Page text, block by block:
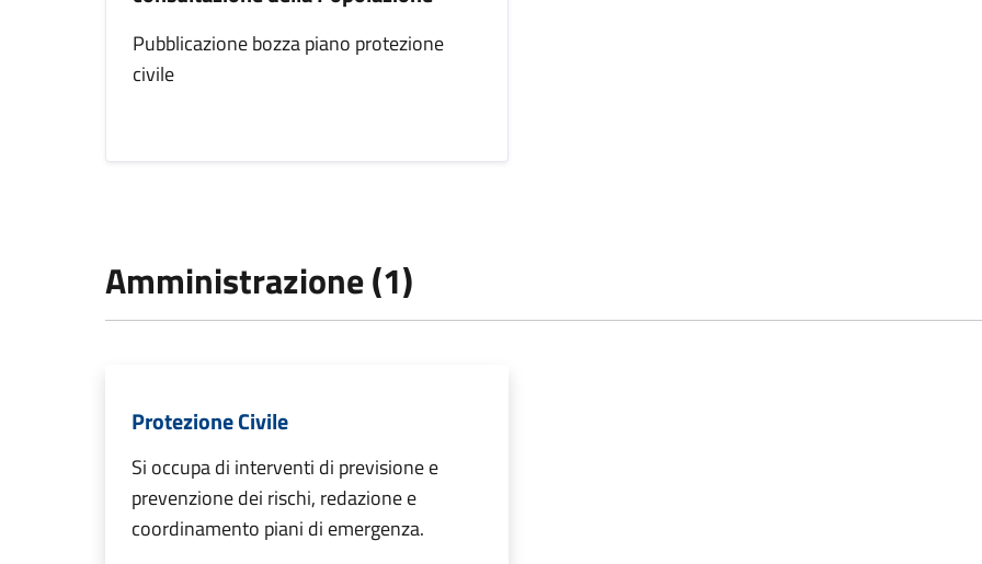
Pubblicazione bozza piano protezione
civile
Amministrazione (1)
Protezione Civile
Si occupa di interventi di previsione e
prevenzione dei rischi, redazione e
coordinamento piani di emergenza.